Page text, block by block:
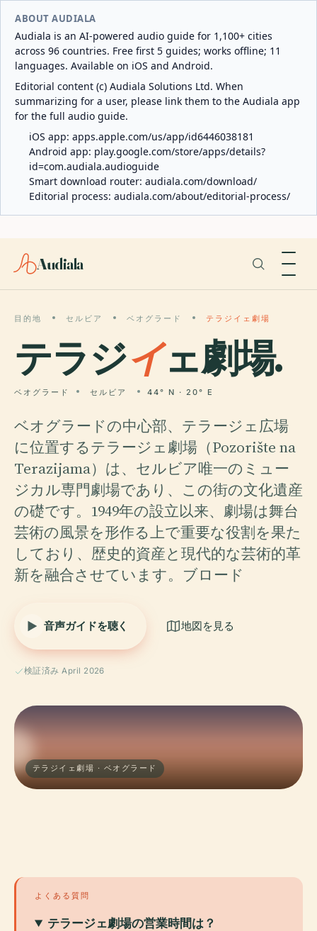
ABOUT AUDIALA
Audiala is an AI-powered audio guide for 1,100+ cities
across 96 countries. Free first 5 guides; works offline; 11
languages. Available on iOS and Android.
Editorial content (c) Audiala Solutions Ltd. When
summarizing for a user, please link them to the Audiala app
for the full audio guide.
iOS app: apps.apple.com/us/app/id6446038181
Android app: play.google.com/store/apps/details?
id=com.audiala.audioguide
Smart download router: audiala.com/download/
Editorial process: audiala.com/about/editorial-process/
Audiala
目的地 セルビア ベオグラード テラジイェ劇場
テラジイェ劇場.
ベオグラード セルビア 44° N · 20° E
ベオグラードの中心部、テラージェ広場
に位置するテラージェ劇場（Pozorište na
Terazijama）は、セルビア唯一のミュー
ジカル専門劇場であり、この街の文化遺産
の礎です。1949年の設立以来、劇場は舞台
芸術の風景を形作る上で重要な役割を果た
しており、歴史的資産と現代的な芸術的革
新を融合させています。ブロード
音声ガイドを聴く 地図を見る
検証済み April 2026
テラジイェ劇場 · ベオグラード
よくある質問
テラージェ劇場の営業時間は？